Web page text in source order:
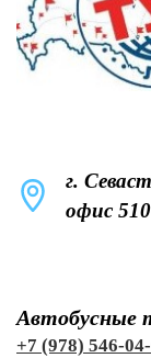
г.
офис
Автобусные
+7 (978) 546-